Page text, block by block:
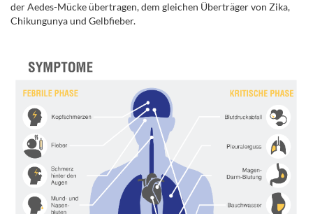
der Aedes-Mücke übertragen, dem gleichen Überträger von Zika,
Chikungunya und Gelbfieber.